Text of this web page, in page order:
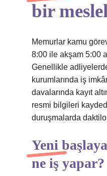
bir
Memurlar kamu
8:00 ile akşam 5:00
Genellikle
kurumlarında iş
davalarında kayıt
resmi bilgileri
duruşmalarda
Yeni
ne iş yapar?